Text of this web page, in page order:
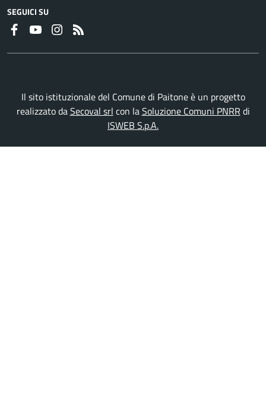
SEGUICI SU
FaceboookYoutubeInstagram
Il sito istituzionale del Comune di Paitone è un progetto
realizzato daSecoval srl con laSoluzione Comuni PNRR di
ISWEB S.p.A.